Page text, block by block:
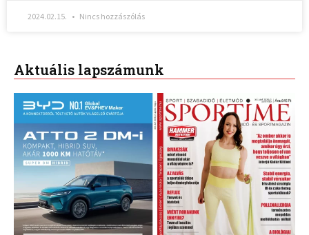
2024.02.15. Nincs hozzászólás
Aktuális lapszámunk